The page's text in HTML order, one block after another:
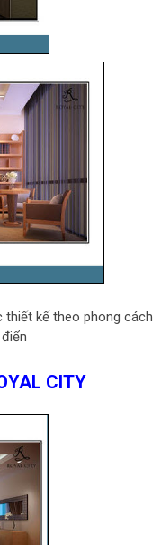
thiết kế theo phong cách
CITY